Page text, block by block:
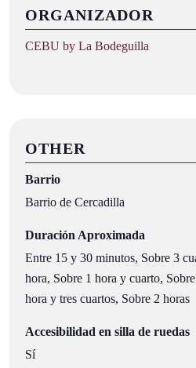
ORGANIZADOR
CEBU by La Bodeguilla
OTHER
Barrio
Barrio de Cercadilla
Duración Aproximada
Entre 15 y 30 minutos, Sobre 3
hora, Sobre 1 hora y cuarto,
hora y tres cuartos, Sobre 2 horas
Accesibilidad en silla de ruedas
Sí